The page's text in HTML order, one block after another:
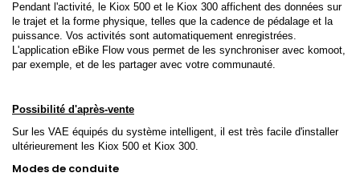
Pendant l'activité, le Kiox 500 et le Kiox 300 affichent des données sur
le trajet et la forme physique, telles que la cadence de pédalage et la
puissance. Vos activités sont automatiquement enregistrées.
L'application eBike Flow vous permet de les synchroniser avec komoot,
par exemple, et de les partager avec votre communauté.
Possibilité d'après-vente
Sur les VAE équipés du système intelligent, il est très facile d'installer
ultérieurement les Kiox 500 et Kiox 300.
Modes de conduite